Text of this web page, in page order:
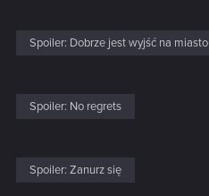
Spoiler: Dobrze jest wyjść na miasto
Spoiler: No regrets
Spoiler: Zanurz się